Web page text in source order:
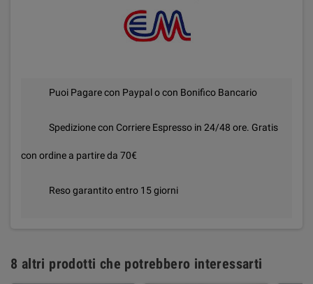
Puoi Pagare con Paypal o con Bonifico Bancario
Spedizione con Corriere Espresso in 24/48 ore. Gratis
con ordine a partire da 70€
Reso garantito entro 15 giorni
8 altri prodotti che potrebbero interessarti